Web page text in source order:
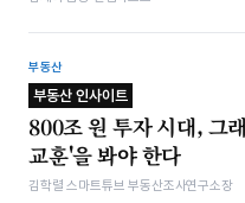
부동산
부동산 인사이트
800조 원 투자 시대, 그
교훈'을 봐야 한다
김학렬 스마트튜브 부동산조사연구소장